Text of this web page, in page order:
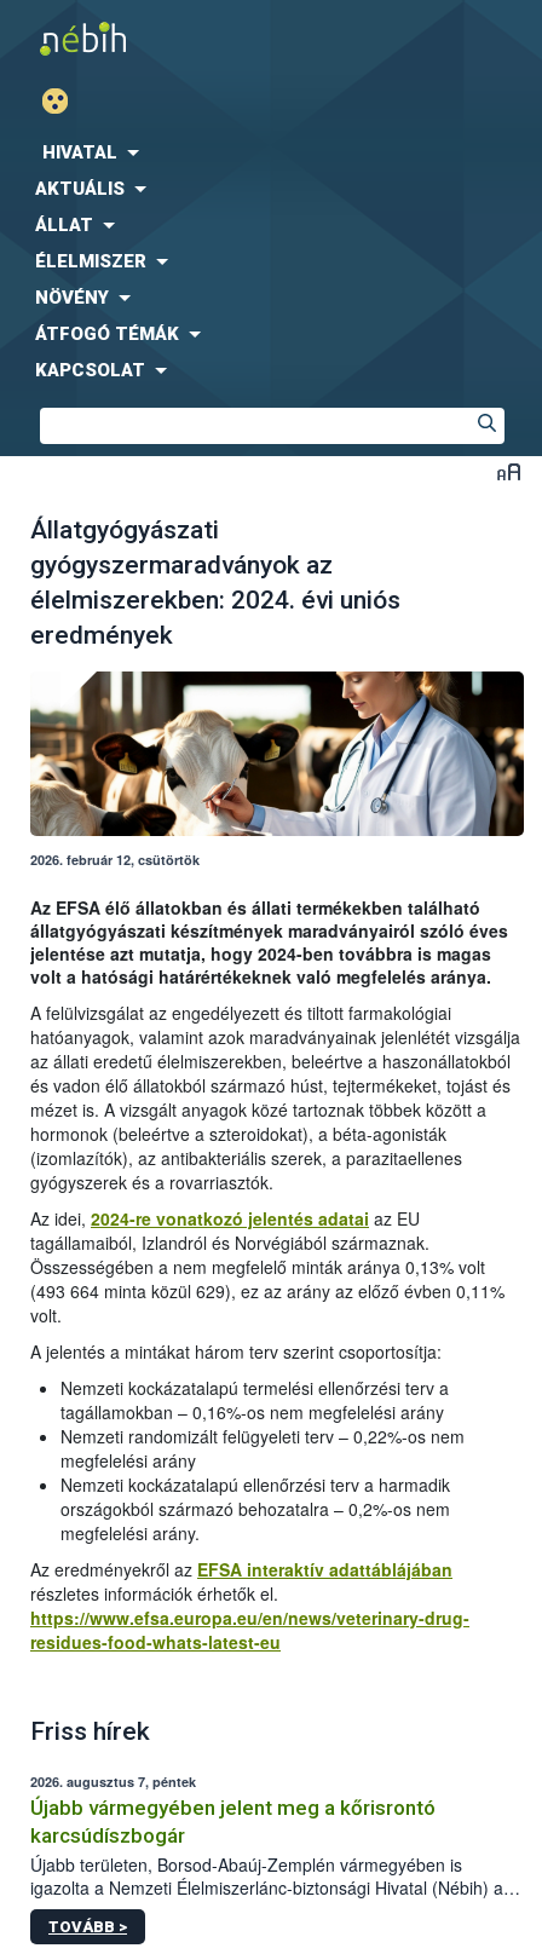
HIVATAL
AKTUÁLIS
ÁLLAT
ÉLELMISZER
NÖVÉNY
ÁTFOGÓ TÉMÁK
KAPCSOLAT
Állatgyógyászati
gyógyszermaradványok az
élelmiszerekben: 2024. évi uniós
eredmények
2026. február 12, csütörtök
Az EFSA élő állatokban és állati termékekben található
állatgyógyászati készítmények maradványairól szóló éves
jelentése azt mutatja, hogy 2024-ben továbbra is magas
volt a hatósági határértékeknek való megfelelés aránya.
A felülvizsgálat az engedélyezett és tiltott farmakológiai
hatóanyagok, valamint azok maradványainak jelenlétét vizsgálja
az állati eredetű élelmiszerekben, beleértve a haszonállatokból
és vadon élő állatokból származó húst, tejtermékeket, tojást és
mézet is. A vizsgált anyagok közé tartoznak többek között a
hormonok (beleértve a szteroidokat), a béta-agonisták
(izomlazítók), az antibakteriális szerek, a parazitaellenes
gyógyszerek és a rovarriasztók.
Az idei, 2024-re vonatkozó jelentés adatai az EU
tagállamaiból, Izlandról és Norvégiából származnak.
Összességében a nem megfelelő minták aránya 0,13% volt
(493 664 minta közül 629), ez az arány az előző évben 0,11%
volt.
A jelentés a mintákat három terv szerint csoportosítja:
Nemzeti kockázatalapú termelési ellenőrzési terv a
tagállamokban – 0,16%-os nem megfelelési arány
Nemzeti randomizált felügyeleti terv – 0,22%-os nem
megfelelési arány
Nemzeti kockázatalapú ellenőrzési terv a harmadik
országokból származó behozatalra – 0,2%-os nem
megfelelési arány.
Az eredményekről az EFSA interaktív adattáblájában
részletes információk érhetők el.
https://www.efsa.europa.eu/en/news/veterinary-drug-
residues-food-whats-latest-eu
Friss hírek
2026. augusztus 7, péntek
Újabb vármegyében jelent meg a kőrisrontó
karcsúdíszbogár
Újabb területen, Borsod-Abaúj-Zemplén vármegyében is
igazolta a Nemzeti Élelmiszerlánc-biztonsági Hivatal (Nébih) a
kőrisrontó karcsúdíszbogár (Agrilus planipennis) jelenlétét. A
kártevőt nem csak színcsapdában találták meg, de már fertőzött
TOVÁBB >